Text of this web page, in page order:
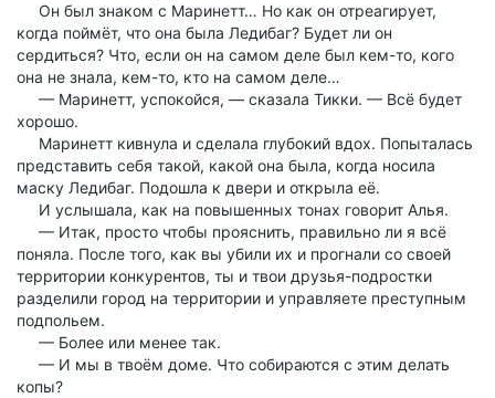
Он был знаком с Маринетт… Но как он отреагирует,
когда поймёт, что она была Ледибаг? Будет ли он
сердиться? Что, если он на самом деле был кем-то, кого
она не знала, кем-то, кто на самом деле…
— Маринетт, успокойся, — сказала Тикки. — Всё будет
хорошо.
Маринетт кивнула и сделала глубокий вдох. Попыталась
представить себя такой, какой она была, когда носила
маску Ледибаг. Подошла к двери и открыла её.
И услышала, как на повышенных тонах говорит Алья.
— Итак, просто чтобы прояснить, правильно ли я всё
поняла. После того, как вы убили их и прогнали со своей
территории конкурентов, ты и твои друзья-подростки
разделили город на территории и управляете преступным
подпольем.
— Более или менее так.
— И мы в твоём доме. Что собираются с этим делать
копы?